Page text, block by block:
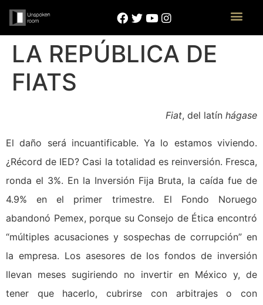
LA REPÚBLICA DE
FIATS
Fiat, del latín hágase
El daño será incuantificable. Ya lo estamos viviendo.
¿Récord de IED? Casi la totalidad es reinversión. Fresca,
ronda el 3%. En la Inversión Fija Bruta, la caída fue de
4.9% en el primer trimestre. El Fondo Noruego
abandonó Pemex, porque su Consejo de Ética encontró
“múltiples acusaciones y sospechas de corrupción” en
la empresa. Los asesores de los fondos de inversión
llevan meses sugiriendo no invertir en México y, de
tener que hacerlo, cubrirse con arbitrajes o con